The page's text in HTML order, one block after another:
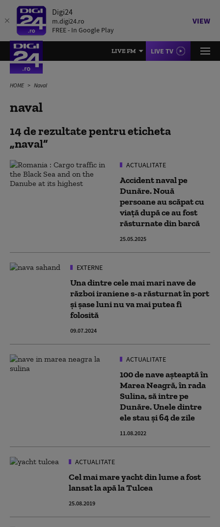
Digi24
m.digi24.ro
FREE - In Google Play
VIEW
LIVE FM LIVE TV
HOME Naval
naval
14 de rezultate pentru eticheta
naval
ACTUALITATE
Accident naval pe
Dunăre. Nouă
persoane au scăpat cu
viață după ce au fost
răsturnate din barcă
25.05.2025
EXTERNE
Una dintre cele mai mari nave de
război iraniene s-a răsturnat în port
și șase luni nu va mai putea fi
folosită
09.07.2024
ACTUALITATE
100 de nave așteaptă în
Marea Neagră, în rada
Sulina, să intre pe
Dunăre. Unele dintre
ele stau și 64 de zile
11.08.2022
ACTUALITATE
Cel mai mare yacht din lume a fost
lansat la apă la Tulcea
25.08.2019